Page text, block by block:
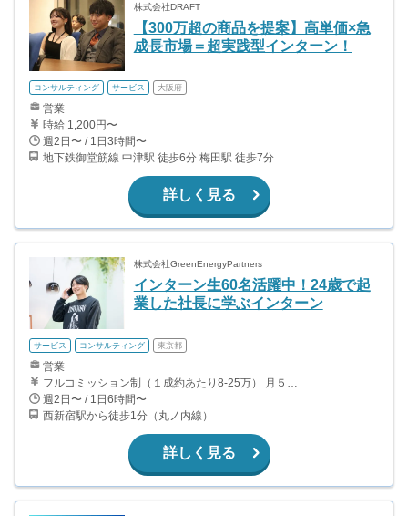
株式会社DRAFT
【300万超の商品を提案】高単価×急
成長市場＝超実践型インターン！
コンサルティング サービス 大阪府
営業
時給 1,200円〜
週2日〜 / 1日3時間〜
地下鉄御堂筋線 中津駅 徒歩6分 梅田駅 徒歩7分
詳しく見る
株式会社GreenEnergyPartners
インターン生60名活躍中！24歳で起
業した社長に学ぶインターン
サービス コンサルティング 東京都
営業
フルコミッション制（１成約あたり8-25万） 月５０万以上稼ぐインターン生も多数います！ ■収入例 ○入社１ヶ月目（明治大学2年生） 役職：アポインター 月間１契約×８万円＝８万円 ＋交通費 ○入社３ヶ月目（東京大学２年生） 役職：アポインター（ランク：ブロンズ） 月間３契約×10万円＝30万円 ＋交通費 ○入社６ヶ月目（早稲田大学３年生） 役職：アポインター（ランク：シルバー） 月間５契約×12万円＝60万円 ＋交通費 ○入社15ヶ月目（慶應大学３年生） 役職：クローザー 月間３契約×25万＝75万円 ＋交通費
週2日〜 / 1日6時間〜
西新宿駅から徒歩1分（丸ノ内線）
詳しく見る